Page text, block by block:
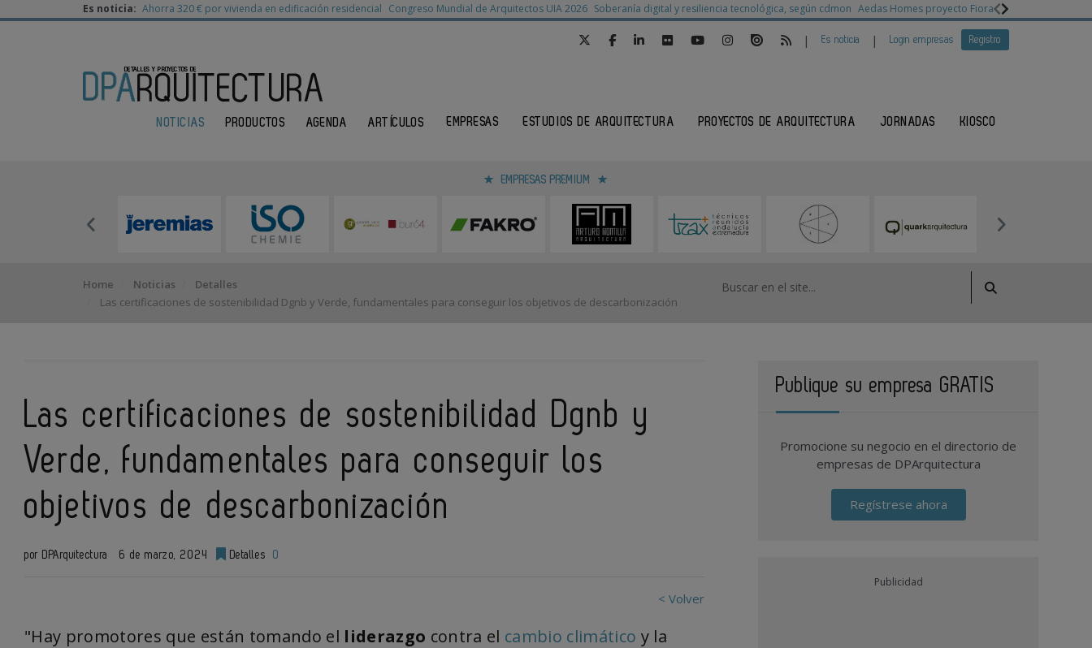
Es noticia: Ahorra 320 € por vivienda en edificación residencial Congreso Mundial de Arquitectos UIA 2026 Soberanía digital y resiliencia tecnológica, según cdmon Aedas Homes proyecto Fiora Ganadores
| Es noticia | Login empresas Registro
NOTICIAS PRODUCTOS AGENDA ARTÍCULOS EMPRESAS ESTUDIOS DE ARQUITECTURA PROYECTOS DE ARQUITECTURA JORNADAS KIOSCO
EMPRESAS PREMIUM
Home Noticias
Detalles
Las certificaciones de sostenibilidad Dgnb y Verde, fundamentales para conseguir los objetivos de descarbonización
Las certificaciones de sostenibilidad Dgnb y
Verde, fundamentales para conseguir los
objetivos de descarbonización
por DPArquitectura 6 de marzo, 2024 Detalles 0
< Volver
"Hay promotores que están tomando el liderazgo contra el cambio climático y la
Publique su empresa GRATIS
Promocione su negocio en el directorio de
empresas de DPArquitectura
Regístrese ahora
Publicidad